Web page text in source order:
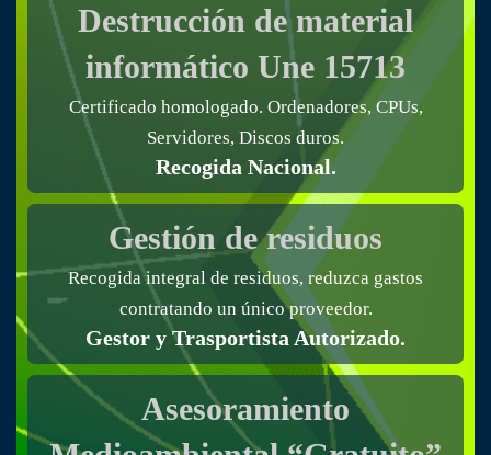
Destrucción de material
informático Une 15713
Certificado homologado. Ordenadores, CPUs,
Servidores, Discos duros.
Recogida Nacional.
Gestión de residuos
Recogida integral de residuos, reduzca gastos
contratando un único proveedor.
Gestor y Trasportista Autorizado.
Asesoramiento